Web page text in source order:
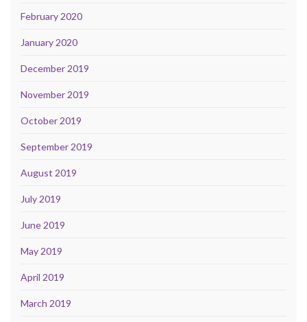
February 2020
January 2020
December 2019
November 2019
October 2019
September 2019
August 2019
July 2019
June 2019
May 2019
April 2019
March 2019